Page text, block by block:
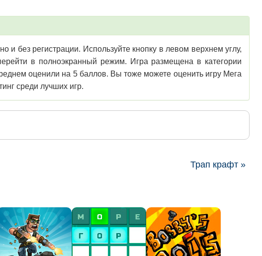
и без регистрации. Используйте кнопку в левом верхнем углу,
в полноэкранный режим. Игра размещена в категории
оценили на 5 баллов. Вы тоже можете оценить игру Мега
среди лучших игр.
Трап крафт »